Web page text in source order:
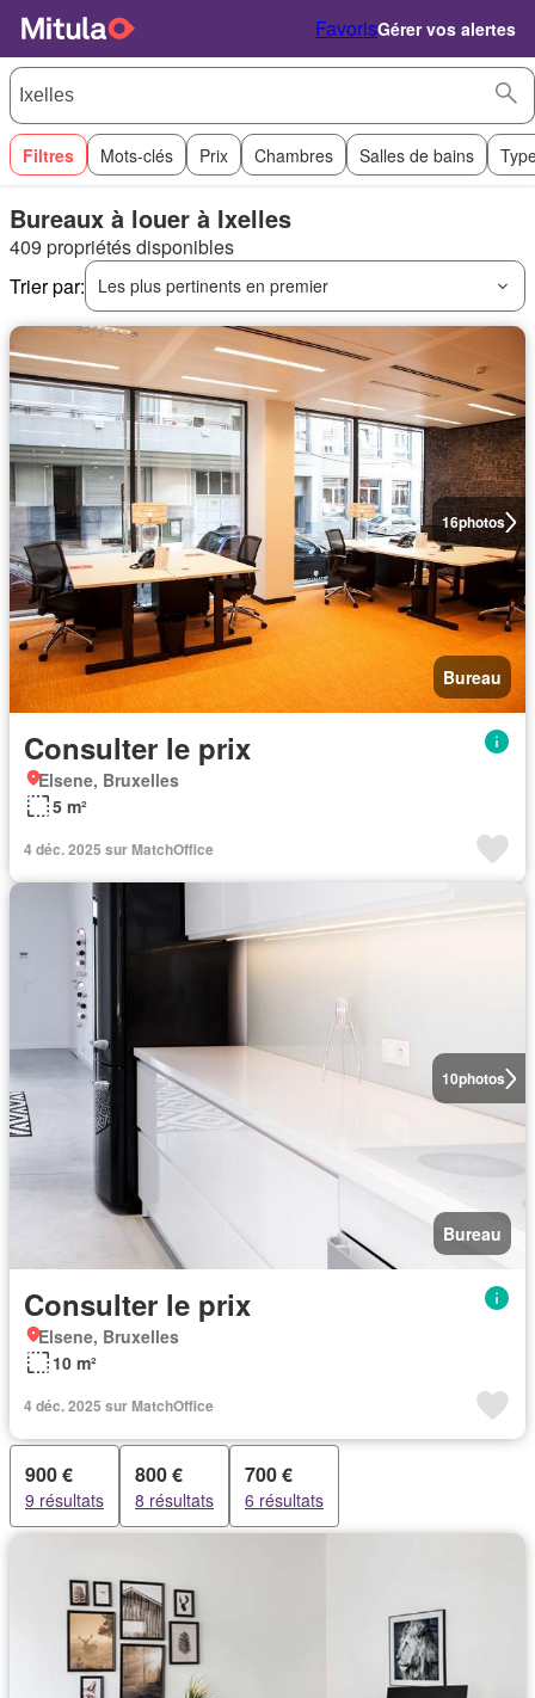
FavorisGérer vos alertes
Filtres Mots-clés Prix Chambres Salles de bains
Bureaux à louer à Ixelles
409 propriétés disponibles
Trier par:
Les plus pertinents en premier
16photos
Bureau
Consulter le prix
Elsene, Bruxelles
5 m²
4 déc. 2025 sur MatchOffice
10photos
Bureau
Consulter le prix
Elsene, Bruxelles
10 m²
4 déc. 2025 sur MatchOffice
900 €
9 résultats
800 €
8 résultats
700 €
6 résultats